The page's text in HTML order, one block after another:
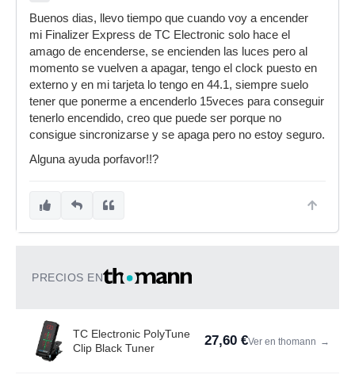
Buenos dias, llevo tiempo que cuando voy a encender
mi Finalizer Express de TC Electronic solo hace el
amago de encenderse, se encienden las luces pero al
momento se vuelven a apagar, tengo el clock puesto en
externo y en mi tarjeta lo tengo en 44.1, siempre suelo
tener que ponerme a encenderlo 15veces para conseguir
tenerlo encendido, creo que puede ser porque no
consigue sincronizarse y se apaga pero no estoy seguro.
Alguna ayuda porfavor!!?
PRECIOS EN
TC Electronic PolyTune
Clip Black Tuner
27,60 €Ver en thomann →